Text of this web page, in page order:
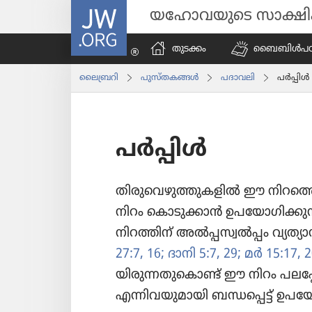
JW.ORG യഹോവയുടെ
തുടക്കം
ലൈബ്രറി പുസ്‌ത​കങ്ങൾ പദാവലി പർപ്പിൾ
പർപ്പിൾ
തിരുവെ​ഴു​ത്തു​ക​ളിൽ ഈ
നിറം കൊടു​ക്കാൻ
നിറത്തി​ന്‌ അൽപ്പസ്വൽപ്പം
27:7, 16; ദാനി 5:7, 29; മർ 15:17,
യി​രു​ന്ന​തുകൊണ്ട്‌ ഈ നിറം
എന്നിവ​യു​മാ​യി ബന്ധപ്പെട്ട്‌